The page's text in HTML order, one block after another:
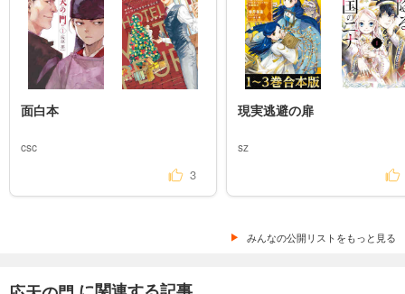
面白本
csc
3
現実逃避の扉
sz
みんなの公開リストをもっと見る